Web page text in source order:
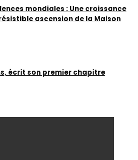
mondiales : Une croissance
ascension de la Maison
écrit son premier chapitre